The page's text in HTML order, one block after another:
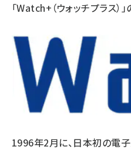
「Watch+（ウォッチプラス）
1996年2月に、日本初の電